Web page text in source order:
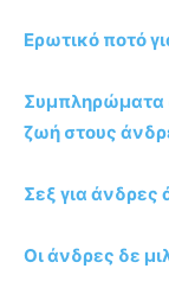
Ερωτικό ποτό
Συμπληρώματα
ζωή στους
Σεξ για
Οι άνδρες δε